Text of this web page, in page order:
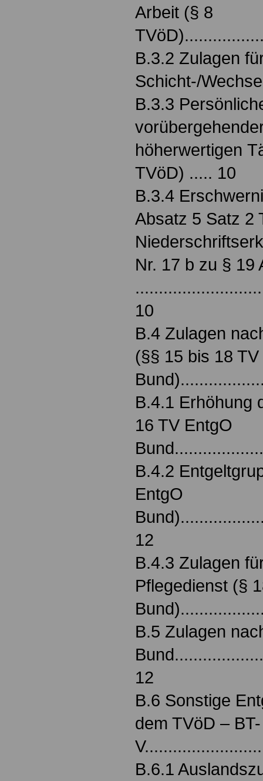
Arbeit (§ 8
B.3.2 Zulagen
Schicht-/
B.3.3
höherwertigen
TVöD) ..... 10
B.3.4
Absatz 5 Satz 2
Nr. 17 b zu § 19
10
B.4 Zulagen
(§§ 15 bis 18
B.4.1 Erhöhung
16 TV EntgO
B.4.2
EntgO
12
B.4.3 Zulagen
Pflegedienst (§
B.5 Zulagen
12
B.6 Sonstige
dem TVöD ‒ BT-
B.6.1